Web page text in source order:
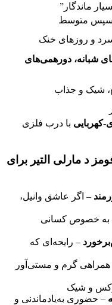
ماندگار”
و روزهای خنک
شبانه، دورهمی‌های
شیک و جذاب
کهربایی با درب فلزی
د مارلی التیر برای
– اگر عاشق وانیل،
به خصوص کسانی
– رایحه‌ای که
همراهی گرم و مستی‌آور
و شیک
– حضوری به‌یادماندنی و